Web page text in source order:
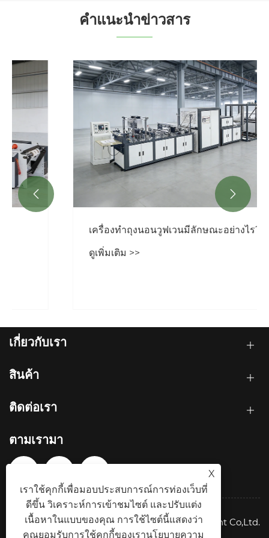
คำแนะนำข่าวสาร
เครื่องทำถุงนอนวูฟเวนมีลักษณะอย่างไร?
ดูเพิ่มเติม >>
 
เกี่ยวกับเรา
สินค้า
ติดต่อเรา
ตามเรามา
ลิขสิทธิ์ © 2026 Green ohm Intelligent Equipment Co,Ltd.
สงวนลิขสิทธิ์.
X
เราใช้คุกกี้เพื่อมอบประสบการณ์การท่องเว็บที่
ดีขึ้น วิเคราะห์การเข้าชมไซต์ และปรับแต่ง
เนื้อหาในแบบของคุณ การใช้ไซต์นี้แสดงว่า
คุณยอมรับการใช้คุกกี้ของเรานโยบายความ